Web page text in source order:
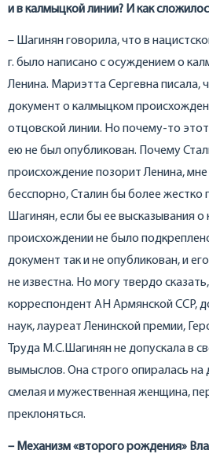
и в калмыцкой линии? И как
– Шагинян говорила, что в
г. было написано с осуждением о
Ленина. Мариэтта Сергевна писала,
документ о калмыцком
отцовской линии. Но почему-то
ею не был опубликован. Почему
происхождение позорит Ленина,
бесспорно, Сталин бы более жестко
Шагинян, если бы ее высказывания
происхождении не было
документ так и не опубликован, и
не известна. Но могу твердо
корреспондент АН Армянской ССР,
наук, лауреат Ленинской премии,
Труда М.С.Шагинян не допускала в
вымыслов. Она строго опиралась
смелая и мужественная женщина,
преклоняться.
– Механизм «второго рождения»